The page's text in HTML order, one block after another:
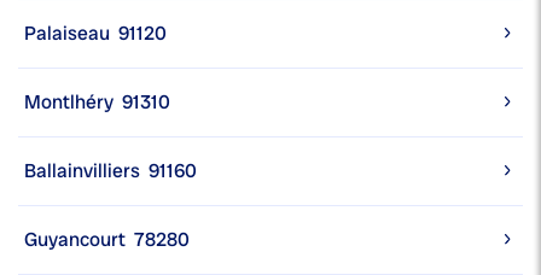
Palaiseau 91120
Montlhéry 91310
Ballainvilliers 91160
Guyancourt 78280